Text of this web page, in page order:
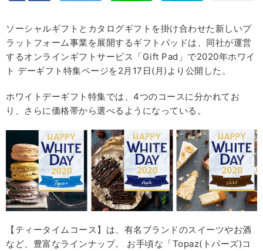
ソーシャルギフトとカタログギフトを掛け合わせた新しいプ
ラットフォーム事業を展開するギフトパッドは、同社が運営
するオンラインギフトサービス「Gift Pad」で2020年ホワイ
ト デーギフト特集ページを2月17日(月)より公開した。
ホワイトデーギフト特集では、4つのコースに分かれてお
り、さらに価格帯から選べるようになっている。
【ティータイムコース】は、有名ブランドのスイーツやお酒
など、豊富なラインナップ。 お手頃な「Topaz(トパーズ)コ